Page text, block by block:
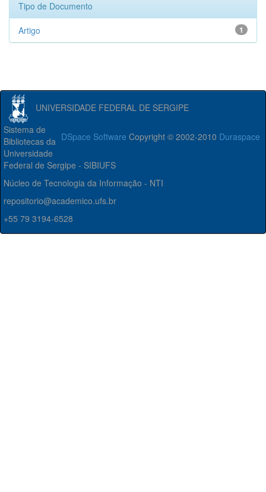
Tipo de Documento
1
Artigo
UNIVERSIDADE FEDERAL DE SERGIPE
DSpace Software Copyright © 2002-2010 Duraspace
Sistema de
Bibliotecas da
Universidade
Federal de Sergipe - SIBIUFS
Núcleo de Tecnologia da Informação - NTI
repositorio@academico.ufs.br
+55 79 3194-6528